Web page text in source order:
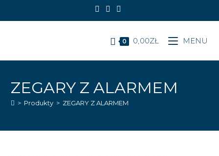
0 0,00ZŁ MENU
ZEGARY Z ALARMEM
> Produkty > ZEGARY Z ALARMEM